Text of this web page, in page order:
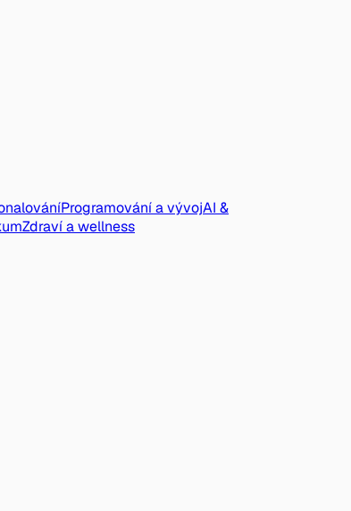
Programování a vývojAI &
Zdraví a wellness